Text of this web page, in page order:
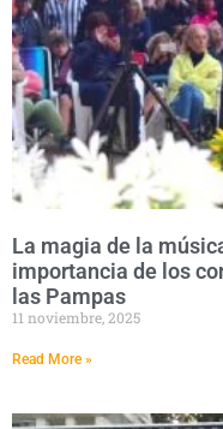
La magia de la
importancia de los
las Pampas
11 noviembre, 2025
Read More »